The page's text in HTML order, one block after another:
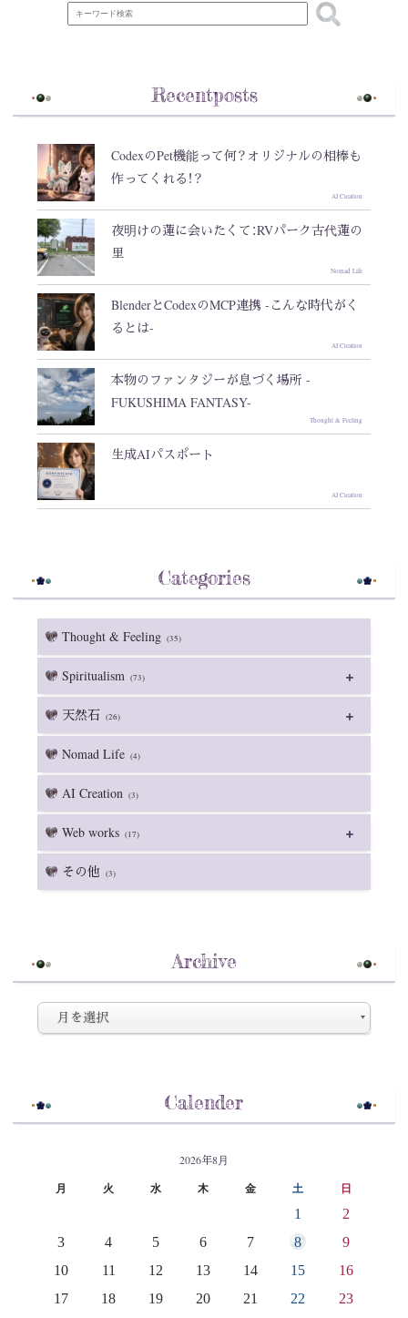
Recentposts
CodexのPet機能って何？オリジナルの相棒も
作ってくれる！？
AI Creation
夜明けの蓮に会いたくて：RVパーク古代蓮の
里
Nomad Life
BlenderとCodexのMCP連携 -こんな時代がく
るとは-
AI Creation
本物のファンタジーが息づく場所 -
FUKUSHIMA FANTASY-
Thought & Feeling
生成AIパスポート
AI Creation
Categories
Thought & Feeling (35)
Spiritualism (73)
天然石 (26)
Nomad Life (4)
AI Creation (3)
Web works (17)
その他 (3)
Archive
Calender
2026年8月
月 火 水 木 金 土
日
1
2
3
4 5 6 7 8
9
10
11 12 13 14 15
16
17
18 19 20 21 22
23